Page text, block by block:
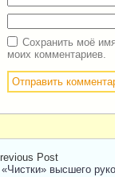
Сохранить моё
моих комментариев.
Post
«Чистки» высшего